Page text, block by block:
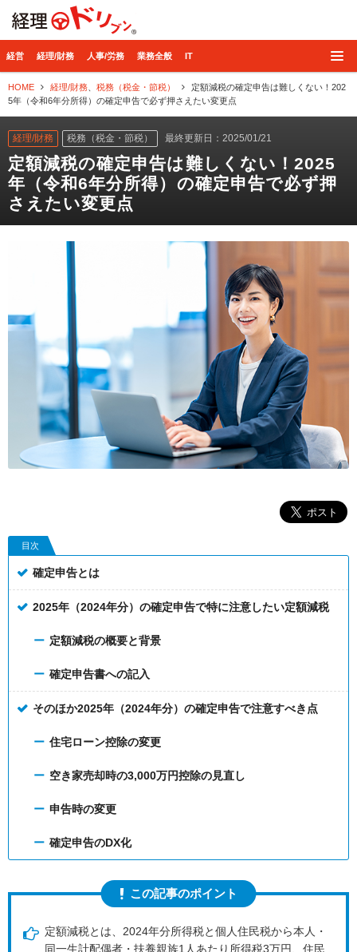
経営 経理/財務 人事/労務 業務全般 IT
HOME 経理/財務 税務（税金・節税）
定額減税の確定申告は難しくない！202
5年（令和6年分所得）の確定申告で必ず押さえたい変更点
経理/財務 税務（税金・節税） 最終更新日：2025/01/21
定額減税の確定申告は難しくない！2025
年（令和6年分所得）の確定申告で必ず押
さえたい変更点
目次
確定申告とは
2025年（2024年分）の確定申告で特に注意したい定額減税
定額減税の概要と背景
確定申告書への記入
そのほか2025年（2024年分）の確定申告で注意すべき点
住宅ローン控除の変更
空き家売却時の3,000万円控除の見直し
申告時の変更
確定申告のDX化
この記事のポイント
定額減税とは、2024年分所得税と個人住民税から本人・
同一生計配偶者・扶養親族1人あたり所得税3万円、住民